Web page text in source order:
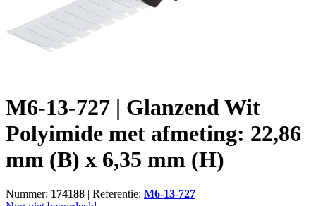
M6-13-727 | Glanzend Wit
Polyimide met afmeting: 22,86
mm (B) x 6,35 mm (H)
Nummer: 174188 | Referentie: M6-13-727